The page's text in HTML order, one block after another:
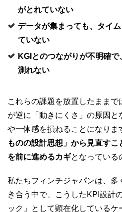
がとれていない
データが集まっても、タイ
ていない
KGI とのつながりが不明確
測れない
これらの課題を放置したままで
が逆に「動きにくさ」の原因と
や一体感を損ねることになりま
ものの設計思想」から見直す
を前に進めるカギとなっている
私たちフィンチジャパンは、多
き合う中で、こうしたKPI設計
ック」として顕在化しているケ